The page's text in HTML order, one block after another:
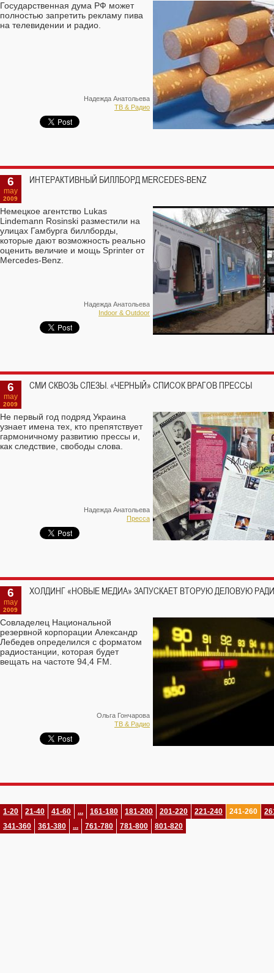
Государственная дума РФ может
полностью запретить рекламу пива
на телевидении и радио.
Надежда Анатольева
ТВ & Радио
6
may
2009
ИНТЕРАКТИВНЫЙ БИЛЛБОРД MERCEDES-BENZ
Немецкое агентство Lukas
Lindemann Rosinski разместили на
улицах Гамбурга биллборды,
которые дают возможность реально
оценить величие и мощь Sprinter от
Mercedes-Benz.
Надежда Анатольева
Indoor & Outdoor
6
may
2009
СМИ СКВОЗЬ СЛЕЗЫ. «ЧЕРНЫЙ» СПИСОК ВРАГОВ ПРЕССЫ
Не первый год подряд Украина
узнает имена тех, кто препятствует
гармоничному развитию прессы и,
как следствие, свободы слова.
Надежда Анатольева
Пресса
6
may
2009
ХОЛДИНГ «НОВЫЕ МЕДИА» ЗАПУСКАЕТ ВТОРУЮ ДЕЛОВУЮ
Совладелец Национальной
резервной корпорации Александр
Лебедев определился с форматом
радиостанции, которая будет
вещать на частоте 94,4 FM.
Ольга Гончарова
ТВ & Радио
1-20 21-40 41-60 ... 161-180 181-200 201-220 221-240 241-260
341-360
361-380 ... 761-780 781-800 801-820